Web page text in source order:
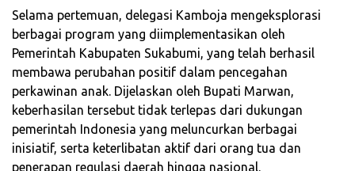
Selama pertemuan, delegasi Kamboja mengeksplorasi
berbagai program yang diimplementasikan oleh
Pemerintah Kabupaten Sukabumi, yang telah berhasil
membawa perubahan positif dalam pencegahan
perkawinan anak. Dijelaskan oleh Bupati Marwan,
keberhasilan tersebut tidak terlepas dari dukungan
pemerintah Indonesia yang meluncurkan berbagai
inisiatif, serta keterlibatan aktif dari orang tua dan
penerapan regulasi daerah hingga nasional.